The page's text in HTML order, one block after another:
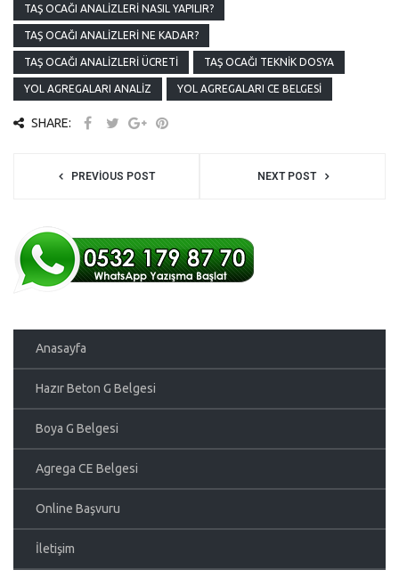
TAŞ OCAĞI ANALIZLERI NASIL YAPILIR?
TAŞ OCAĞI ANALIZLERI NE KADAR?
TAŞ OCAĞI ANALIZLERI ÜCRETI TAŞ OCAĞI TEKNIK DOSYA
YOL AGREGALARI ANALIZ YOL AGREGALARI CE BELGESI
SHARE:
PREVIOUS POST NEXT POST
Anasayfa
Hazır Beton G Belgesi
Boya G Belgesi
Agrega CE Belgesi
Online Başvuru
İletişim